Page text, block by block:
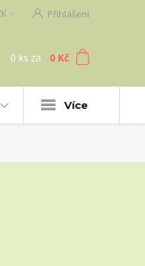
Přihlášení
0 ks za 0 Kč
Více